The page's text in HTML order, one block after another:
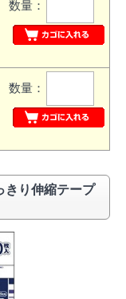
数量：
数量：
きり伸縮テープ